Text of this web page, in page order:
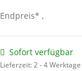
Endpreis* ,
Sofort verfügbar
Lieferzeit:2 - 4 Werktage